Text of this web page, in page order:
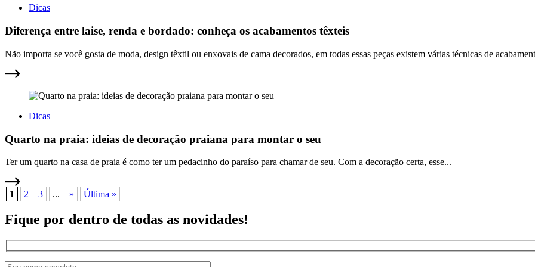
Dicas
Diferença entre laise, renda e bordado: conheça os acabamentos têxteis
Não importa se você gosta de moda, design têxtil ou enxovais de cama decorados, em todas essas peças existem várias técnicas de
Dicas
Quarto na praia: ideias de decoração praiana para montar o seu
Ter um quarto na casa de praia é como ter um pedacinho do paraíso para chamar de seu. Com a decoração certa, esse...
1 2 3 ... » Última »
Fique por dentro de todas as novidades!